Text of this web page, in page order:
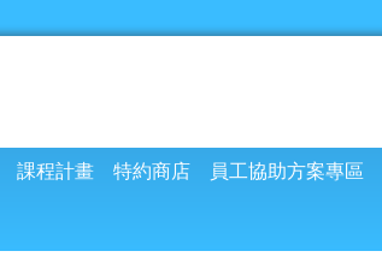
課程計畫 特約商店 員工協助方案專區